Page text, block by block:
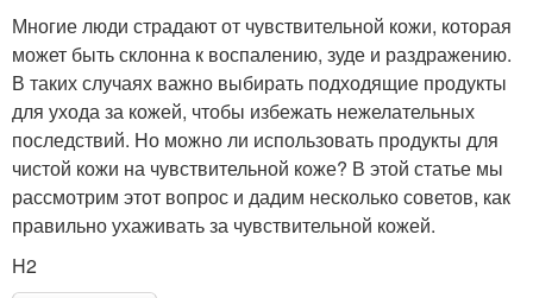
Многие люди страдают от чувствительной кожи, которая
может быть склонна к воспалению, зуде и раздражению.
В таких случаях важно выбирать подходящие продукты
для ухода за кожей, чтобы избежать нежелательных
последствий. Но можно ли использовать продукты для
чистой кожи на чувствительной коже? В этой статье мы
рассмотрим этот вопрос и дадим несколько советов, как
правильно ухаживать за чувствительной кожей.
H2